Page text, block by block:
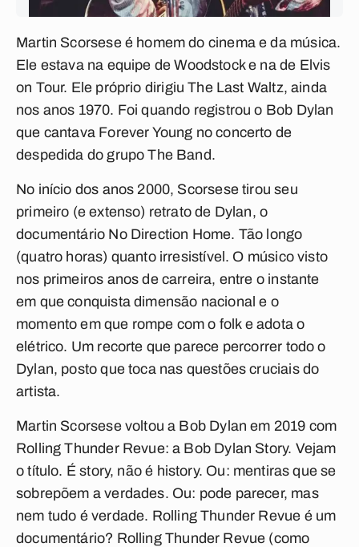
Martin Scorsese é homem do cinema e da música.
Ele estava na equipe deWoodstocke na de Elvis
on Tour. Ele próprio dirigiuThe Last Waltz, ainda
nos anos 1970. Foi quando registrou o Bob Dylan
que cantava Forever Young no concerto de
despedida do grupo The Band.
No início dos anos 2000, Scorsese tirou seu
primeiro (e extenso) retrato de Dylan, o
documentário No Direction Home. Tão longo
(quatro horas) quanto irresistível. O músico visto
nos primeiros anos de carreira, entre o instante
em que conquista dimensão nacional e o
momento em que rompe com o folk e adota o
elétrico. Um recorte que parece percorrer todo o
Dylan, posto que toca nas questões cruciais do
artista.
Martin Scorsese voltou a Bob Dylan em 2019 com
Rolling Thunder Revue: a Bob Dylan Story. Vejam
o título. Éstory, não é history. Ou: mentiras que se
sobrepõem a verdades. Ou: pode parecer, mas
nem tudo é verdade. Rolling Thunder Revue é um
documentário? Rolling Thunder Revue (como